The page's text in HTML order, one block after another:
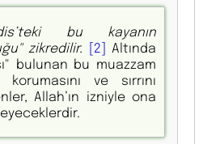
bu kayanın
zikredilir. [2] Altında
bulunan bu muazzam
ve sırrını
Allah’ın izniyle ona